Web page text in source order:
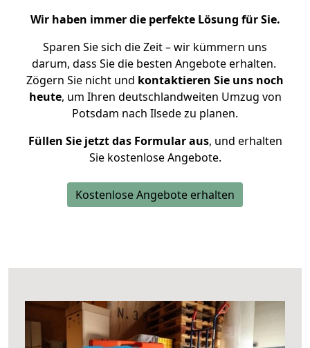
Wir haben immer die perfekte Lösung für Sie.
Sparen Sie sich die Zeit – wir kümmern uns
darum, dass Sie die besten Angebote erhalten.
Zögern Sie nicht und kontaktieren Sie uns noch
heute, um Ihren deutschlandweiten Umzug von
Potsdam nach Ilsede zu planen.
Füllen Sie jetzt das Formular aus, und erhalten
Sie kostenlose Angebote.
Kostenlose Angebote erhalten